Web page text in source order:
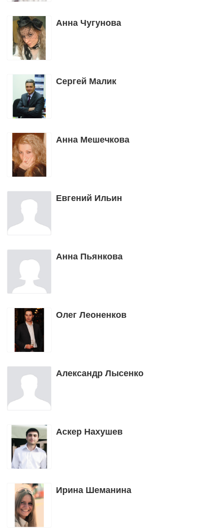
Анна Чугунова
Сергей Малик
Анна Мешечкова
Евгений Ильин
Анна Пьянкова
Олег Леоненков
Александр Лысенко
Аскер Нахушев
Ирина Шеманина